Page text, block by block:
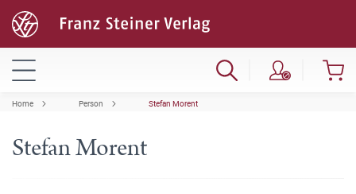
Home Person Stefan Morent
Stefan Morent